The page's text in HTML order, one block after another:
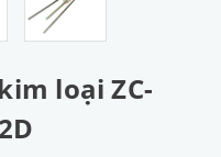
loại ZC-